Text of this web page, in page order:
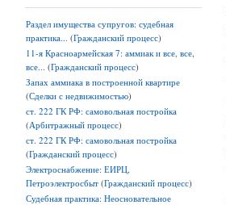
Раздел имущества супругов: судебная
практика... (Гражданский процесс)
11-я Красноармейская 7: аммиак и все, все,
все... (Гражданский процесс)
Запах аммиака в построенной квартире
(Сделки с недвижимостью)
ст. 222 ГК РФ: самовольная постройка
(Арбитражный процесс)
ст. 222 ГК РФ: самовольная постройка
(Гражданский процесс)
Электроснабжение: ЕИРЦ,
Петроэлектросбыт (Гражданский процесс)
Судебная практика: Неосновательное